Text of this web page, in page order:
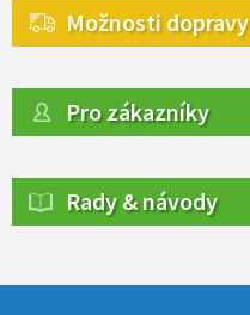
Možnosti dopravy
Pro zákazníky
Rady & návody